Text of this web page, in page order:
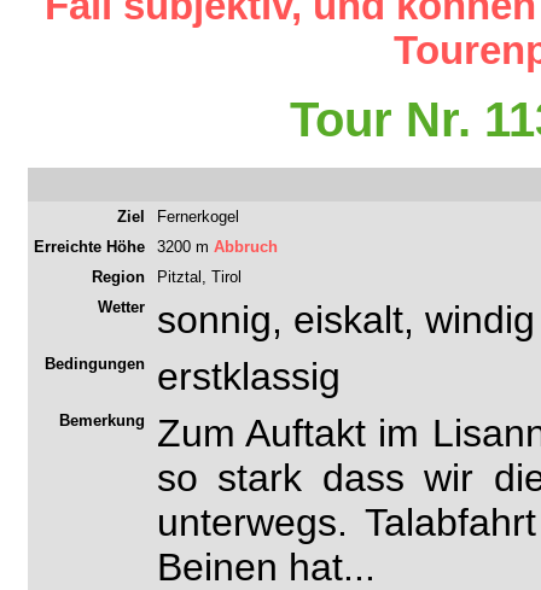
Tour Nr.
Ziel
Fernerkogel
Erreichte Höhe
3200 m Abbruch
Region
Pitztal, Tirol
Wetter
sonnig, eiskalt, windig
Bedingungen erstklassig
Bemerkung
Zum Auftakt im
so stark dass wir
unterwegs.
Beinen hat...